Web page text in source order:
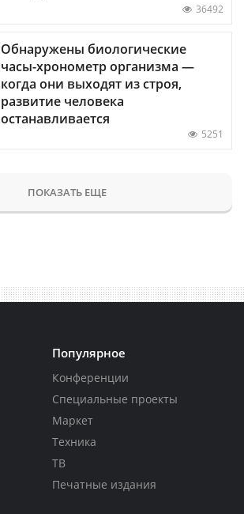
36492
Обнаружены биологические
часы-хронометр организма —
когда они выходят из строя,
развитие человека
останавливается
5251
ПОКАЗАТЬ ЕЩЕ
Популярное
Конференции
Специальные проекты
Маркет
Техника
ТВ
Печатные издания